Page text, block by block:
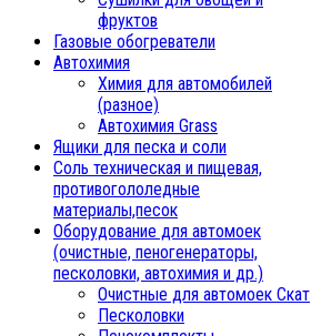
фруктов
Газовые обогреватели
Автохимия
Химия для автомобилей
(разное)
Автохимия Grass
Ящики для песка и соли
Соль техническая и пищевая,
противогололедные
материалы,песок
Oборудование для автомоек
(очистные, пеногенераторы,
песколовки, автохимия и др.)
Очистные для автомоек Скат
Песколовки